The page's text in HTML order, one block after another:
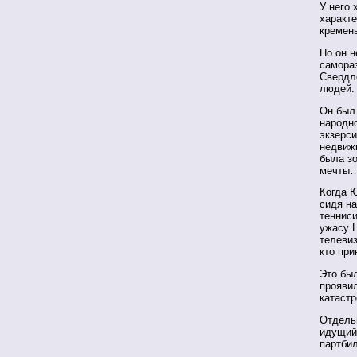
У него
Но он
людей.
Он был
была
Когда
сидя
ужасу
кто
Это